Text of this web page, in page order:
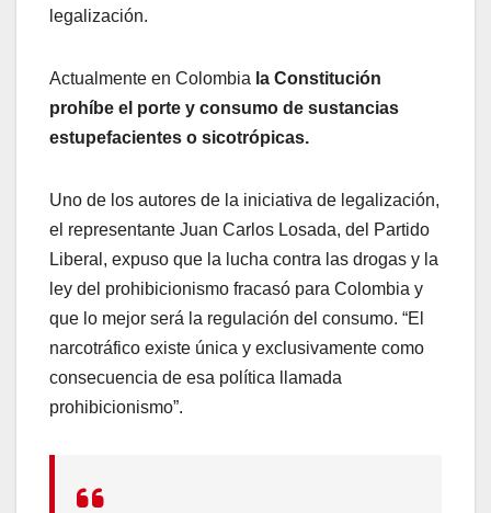
legalización.
Actualmente en Colombia la Constitución
prohíbe el porte y consumo de sustancias
estupefacientes o sicotrópicas.
Uno de los autores de la iniciativa de legalización,
el representante Juan Carlos Losada, del Partido
Liberal, expuso que la lucha contra las drogas y la
ley del prohibicionismo fracasó para Colombia y
que lo mejor será la regulación del consumo. “El
narcotráfico existe única y exclusivamente como
consecuencia de esa política llamada
prohibicionismo”.